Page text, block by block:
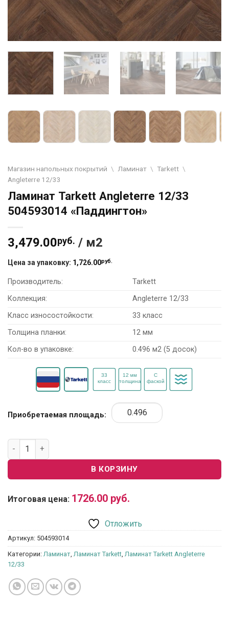
Магазин напольных покрытий \ Ламинат \ Tarkett \
Angleterre 12/33
Ламинат Tarkett Angleterre 12/33
504593014 «Паддингтон»
3,479.00руб. / м2
Цена за упаковку: 1,726.00руб.
Производитель:
Tarkett
Коллекция:
Angleterre 12/33
Класс износостойкости:
33 класс
Толщина планки:
12 мм
Кол-во в упаковке:
0.496 м2 (5 досок)
Приобретаемая площадь:
Количество товара Ламинат Tarkett Angleterre 12/33
В КОРЗИНУ
Итоговая цена: 1726.00 руб.
Отложить
Артикул: 504593014
Категории: Ламинат Ламинат Tarkett Ламинат Tarkett Angleterre
12/33